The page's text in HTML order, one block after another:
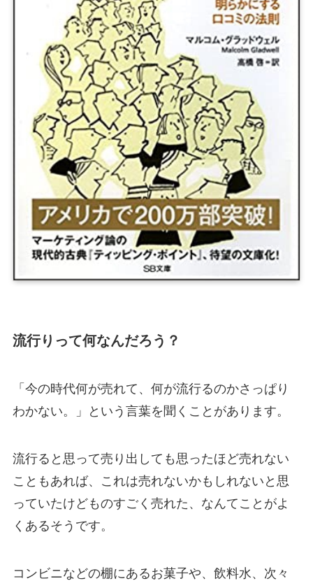
流行りって何なんだろう？
「今の時代何が売れて、何が流行るのかさっぱり
わかない。」という言葉を聞くことがあります。
流行ると思って売り出しても思ったほど売れない
こともあれば、これは売れないかもしれないと思
っていたけどものすごく売れた、なんてことがよ
くあるそうです。
コンビニなどの棚にあるお菓子や、飲料水、次々